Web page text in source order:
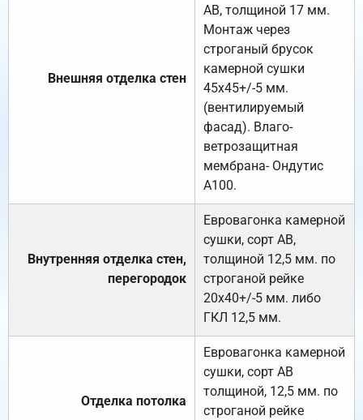
Внешняя отделка стен
АВ, толщиной 17 мм.
Монтаж через
строганый брусок
камерной сушки
45х45+/-5 мм.
(вентилируемый
фасад). Влаго-
ветрозащитная
мембрана- Ондутис
А100.
Внутренняя отделка стен,
перегородок
Евровагонка камерной
сушки, сорт АВ,
толщиной 12,5 мм. по
строганой рейке
20х40+/-5 мм. либо
ГКЛ 12,5 мм.
Отделка потолка
Евровагонка камерной
сушки, сорт АВ
толщиной, 12,5 мм. по
строганой рейке